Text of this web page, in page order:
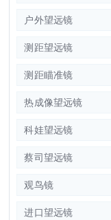
户外望远镜
测距望远镜
测距瞄准镜
热成像望远镜
科娃望远镜
蔡司望远镜
观鸟镜
进口望远镜